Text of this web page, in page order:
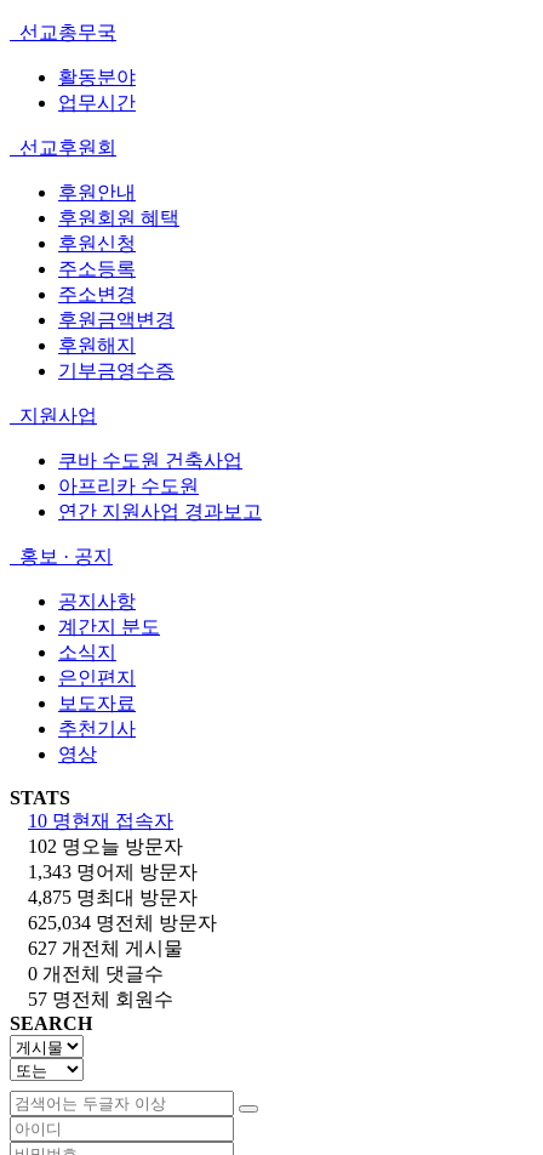
선교총무국
활동분야
업무시간
선교후원회
후원안내
후원회원 혜택
후원신청
주소등록
주소변경
후원금액변경
후원해지
기부금영수증
지원사업
쿠바 수도원 건축사업
아프리카 수도원
연간 지원사업 경과보고
홍보 · 공지
공지사항
계간지 분도
소식지
은인편지
보도자료
추천기사
영상
STATS
10 명현재 접속자
102 명오늘 방문자
1,343 명어제 방문자
4,875 명최대 방문자
625,034 명전체 방문자
627 개 전체 게시물
0 개 전체 댓글수
57 명전체 회원수
SEARCH